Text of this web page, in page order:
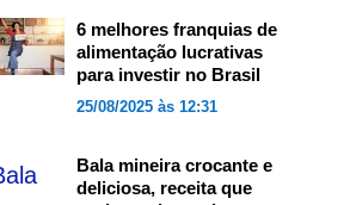
6 melhores franquias de
alimentação lucrativas
para investir no Brasil
25/08/2025 às 12:31
Bala mineira crocante e
deliciosa, receita que